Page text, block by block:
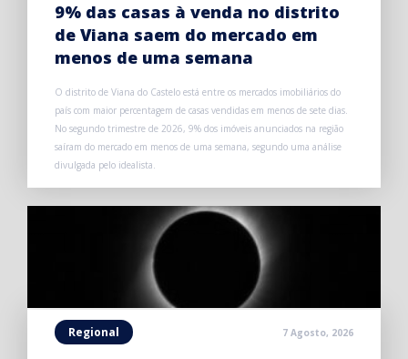
9% das casas à venda no distrito
de Viana saem do mercado em
menos de uma semana
O distrito de Viana do Castelo está entre os mercados imobiliários do
país com maior percentagem de casas vendidas em menos de sete dias.
No segundo trimestre de 2026, 9% dos imóveis anunciados na região
saíram do mercado em menos de uma semana, segundo uma análise
divulgada pelo idealista.
Regional 7 Agosto, 2026